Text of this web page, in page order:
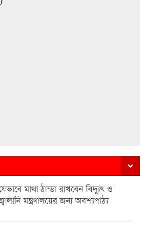
মাথা ঠান্ডা রাখবেন বিদ্যুৎ ও
মন্ত্রণালয়ের জন্য অবশ্যপাঠ্য